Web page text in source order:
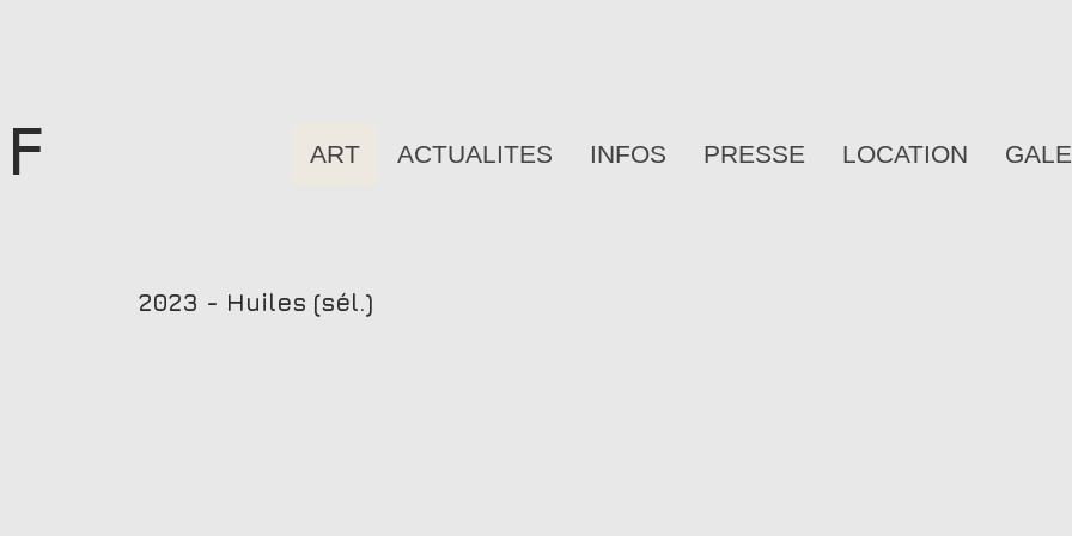
ART ACTUALITES INFOS PRESSE LOCATION
2023 - Huiles (sél.)